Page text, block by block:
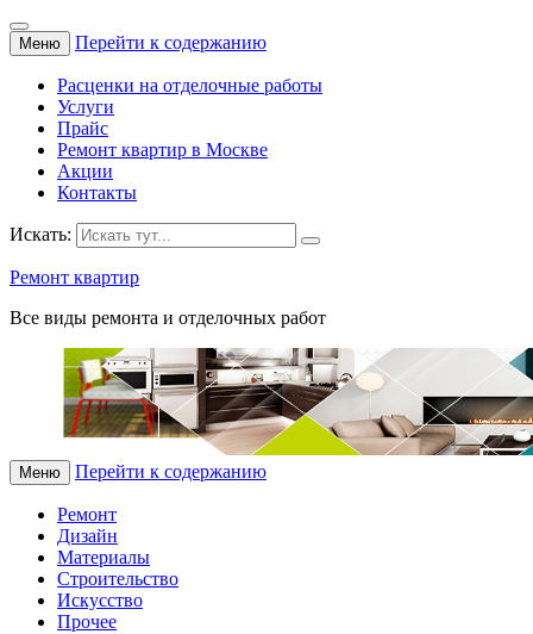
Меню Перейти к содержанию
Расценки на отделочные работы
Услуги
Прайс
Ремонт квартир в Москве
Акции
Контакты
Искать:
Ремонт квартир
Все виды ремонта и отделочных работ
Меню Перейти к содержанию
Ремонт
Дизайн
Материалы
Строительство
Искусство
Прочее